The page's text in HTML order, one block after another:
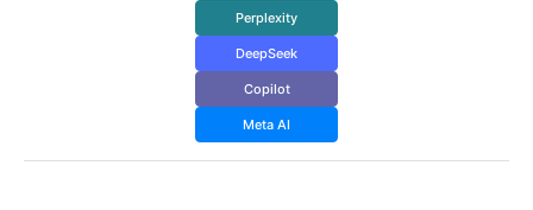
Perplexity
DeepSeek
Copilot
Meta AI